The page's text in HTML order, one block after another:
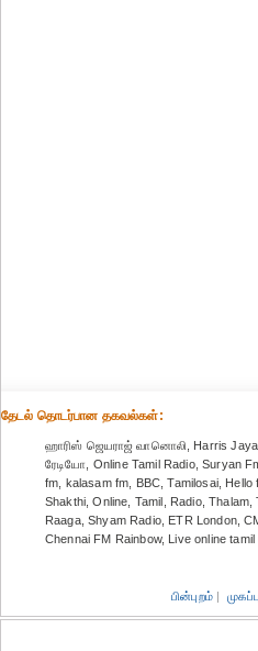
தேட‌ல் தொட‌ர்பான தகவ‌ல்க‌ள்:
ஹாரிஸ் ஜெயராஜ் வானொலி, Harris
ரேடியோ, Online Tamil Radio, Suryan
fm, kalasam fm, BBC, Tamilosai, Hello
Shakthi, Online, Tamil, Radio, Thalam,
Raaga, Shyam Radio, ETR London,
Chennai FM Rainbow, Live online tamil
பின்புறம் | முகப்பு